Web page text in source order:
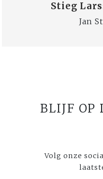
Stieg
Jan
BLIJF OP
Volg onze